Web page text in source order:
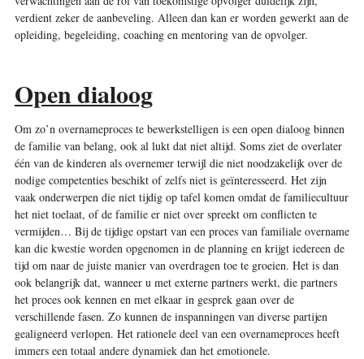
verdient zeker de aanbeveling. Alleen dan kan er worden gewerkt aan de
opleiding, begeleiding, coaching en mentoring van de opvolger.
Open dialoog
Om zo’n overnameproces te bewerkstelligen is een open dialoog binnen
de familie van belang, ook al lukt dat niet altijd. Soms ziet de overlater
één van de kinderen als overnemer terwijl die niet noodzakelijk over de
nodige competenties beschikt of zelfs niet is geïnteresseerd. Het zijn
vaak onderwerpen die niet tijdig op tafel komen omdat de familiecultuur
het niet toelaat, of de familie er niet over spreekt om conflicten te
vermijden… Bij de tijdige opstart van een proces van familiale overname
kan die kwestie worden opgenomen in de planning en krijgt iedereen de
tijd om naar de juiste manier van overdragen toe te groeien. Het is dan
ook belangrijk dat, wanneer u met externe partners werkt, die partners
het proces ook kennen en met elkaar in gesprek gaan over de
verschillende fasen. Zo kunnen de inspanningen van diverse partijen
gealigneerd verlopen. Het rationele deel van een overnameproces heeft
immers een totaal andere dynamiek dan het emotionele.